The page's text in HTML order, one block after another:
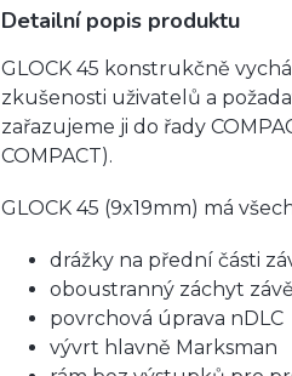
Detailní popis produktu
GLOCK 45 konstrukčně
zkušenosti uživatelů a
zařazujeme ji do řady
COMPACT).
GLOCK 45 (9x19mm) má
drážky na přední části
oboustranný záchyt
povrchová úprava nDLC
vývrt hlavně Marksman